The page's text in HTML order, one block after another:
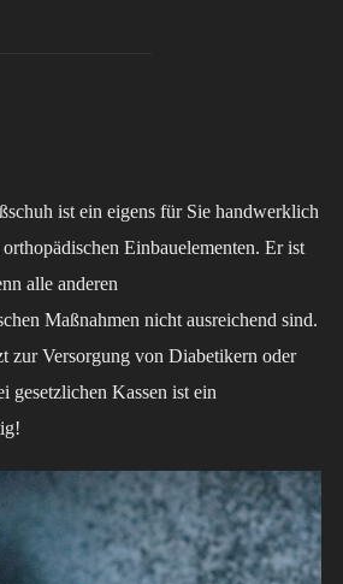
ist ein eigens für Sie handwerklich
Einbauelementen. Er ist
alle anderen
Maßnahmen nicht ausreichend sind.
zur Versorgung von Diabetikern oder
gesetzlichen Kassen ist ein